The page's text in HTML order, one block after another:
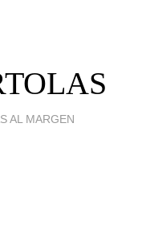
AL MARGEN